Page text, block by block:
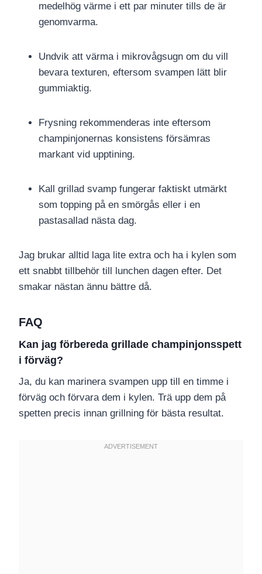
medelhög värme i ett par minuter tills de är
genomvarma.
Undvik att värma i mikrovågsugn om du vill
bevara texturen, eftersom svampen lätt blir
gummiaktig.
Frysning rekommenderas inte eftersom
champinjonernas konsistens försämras
markant vid upptining.
Kall grillad svamp fungerar faktiskt utmärkt
som topping på en smörgås eller i en
pastasallad nästa dag.
Jag brukar alltid laga lite extra och ha i kylen som
ett snabbt tillbehör till lunchen dagen efter. Det
smakar nästan ännu bättre då.
FAQ
Kan jag förbereda grillade champinjonsspett
i förväg?
Ja, du kan marinera svampen upp till en timme i
förväg och förvara dem i kylen. Trä upp dem på
spetten precis innan grillning för bästa resultat.